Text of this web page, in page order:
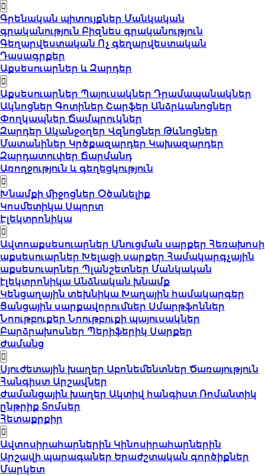
Գրենական պիտույքներ Մանկական
գրականություն Բիզնես գրականություն
Գեղարվեստական Ոչ գեղարվեստական
Դասագրքեր
Աքսեսուարներ և Զարդեր
Աքսեսուարներ Պայուսակներ Դրամապանակներ
Ակնոցներ Գոտիներ Շարֆեր Անձրևանոցներ
Փողկապներ Ճամպրուկներ
Զարդեր Ականջօղեր Վզնոցներ Թևնոցներ
Մատանիներ Կրծքազարդեր Կախազարդեր
Զարդատուփեր Ճարմանդ
Առողջություն և գեղեցկություն
Խնամքի միջոցներ Օծանելիք
Կոսմետիկա Սպորտ
Էլեկտրոնիկա
Ավտոաքսեսուարներ Սնուցման սարքեր Հեռախոսի
աքսեսուարներ Խելացի սարքեր Համակարգչային
աքսեսուարներ Պլանշետներ Մանկական
էլեկտրոնիկա Անձնական խնամք
Կենցաղային տեխնիկա Խաղային համակարգեր
Ցանցային սարքավորումներ Սմարթֆոններ
ՆոութբուքերՆոութբուքի պայուսակներ
Բարձրախոսներ Պերիֆերիկ Սարքեր
Ժամանց
Սյուժետային խաղեր Աբոնեմենտներ Ծառայություն
Հանգիստ Արշավներ
Ժամանցային խաղեր Ակտիվ հանգիստ Ռոմանտիկ
ընթրիք Տոմսեր
Հետաքրքիր
Ավտոսիրահարներին Կինոսիրահարներին
Արշավի պարագաներ Երաժշտական գործիքներ
Մարկետ